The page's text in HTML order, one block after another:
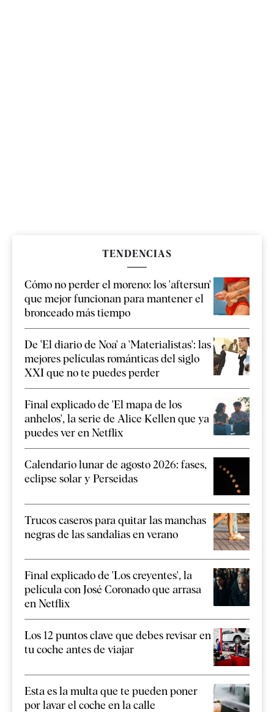
TENDENCIAS
Cómo no perder el moreno: los 'aftersun'
que mejor funcionan para mantener el
bronceado más tiempo
De 'El diario de Noa' a 'Materialistas': las
mejores películas románticas del siglo
XXI que no te puedes perder
Final explicado de 'El mapa de los
anhelos', la serie de Alice Kellen que ya
puedes ver en Netflix
Calendario lunar de agosto 2026: fases,
eclipse solar y Perseidas
Trucos caseros para quitar las manchas
negras de las sandalias en verano
Final explicado de 'Los creyentes', la
película con José Coronado que arrasa
en Netflix
Los 12 puntos clave que debes revisar en
tu coche antes de viajar
Esta es la multa que te pueden poner
por lavar el coche en la calle